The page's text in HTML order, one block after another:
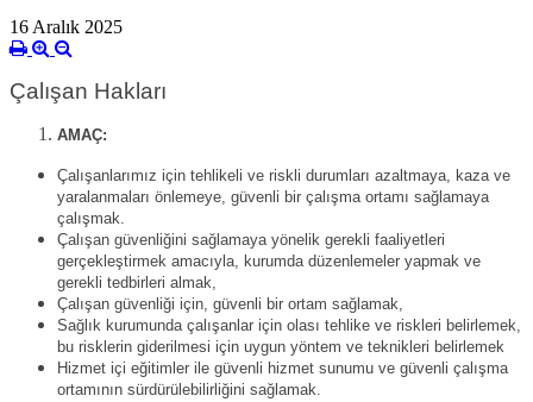
16 Aralık 2025
Çalışan Hakları
AMAÇ:
Çalışanlarımız için tehlikeli ve riskli durumları azaltmaya, kaza ve
yaralanmaları önlemeye, güvenli bir çalışma ortamı sağlamaya
çalışmak.
Çalışan güvenliğini sağlamaya yönelik gerekli faaliyetleri
gerçekleştirmek amacıyla, kurumda düzenlemeler yapmak ve
gerekli tedbirleri almak,
Çalışan güvenliği için, güvenli bir ortam sağlamak,
Sağlık kurumunda çalışanlar için olası tehlike ve riskleri belirlemek,
bu risklerin giderilmesi için uygun yöntem ve teknikleri belirlemek
Hizmet içi eğitimler ile güvenli hizmet sunumu ve güvenli çalışma
ortamının sürdürülebilirliğini sağlamak.